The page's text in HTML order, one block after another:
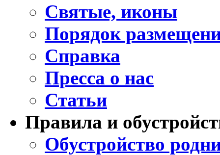
Святые, иконы
Порядок
Справка
Пресса о нас
Статьи
Правила и
Обустройство